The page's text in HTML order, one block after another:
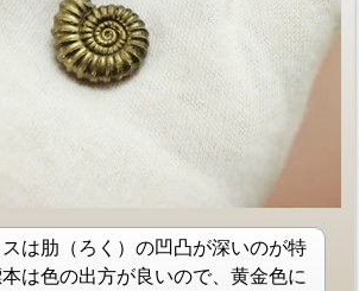
は肋（ろく）の凹凸が深いのが特
は色の出方が良いので、黄金色に